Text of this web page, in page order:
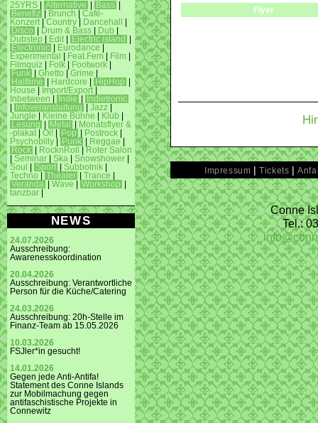
25YRS Alternative Bass
Benefiz
Brunch
Café-
Konzert
Country Dancehall
Disco
Drum & Bass Dub
Dubstep
Edit Electric island
Electronic
Eurodance
Experimental
Feat.Fem Film
Filmquiz
Folk Footwork
Funk
Ghetto Grime
Halftime
Hardcore HipHop
House
Import/Export
Inbetween
Indie
Indietronic
Infoveranstaltung Jazz
Jungle
Kleine Bühne Klub
Lesung
Metal
Monatsflyer &
-plakat
Oi! Pop Postrock
Psychobilly
Punk Reggae
Rock
RocknRoll
Roter Salon
Seminar Ska Snowshower
Soul
Sport Subbotnik
Techno
Theater Trance
Veranda
Wave Workshop
tanzbar
NEWS
24.07.2026
Ausschreibung:
Awarenesskoordination
20.04.2026
Ausschreibung: Verantwortliche
Person für die Küche/Catering
24.03.2026
Ausschreibung: 20h-Stelle im
Finanz-Team ab 15.05.2026
10.03.2026
FSJler*in gesucht!
14.01.2026
Gegen jede Anti-Antifa!
Statement des Conne Islands
zur Mobilmachung gegen
antifaschistische Projekte in
Connewitz
Flyer
Impressum |Tickets |
Conne
Tel.: